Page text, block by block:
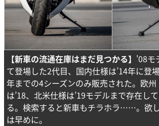
【新車の流通在庫はまだ見つかる】 '08モ
て登場した2代目、国内仕様は’14年に登
年までの4シーズンのみ販売された。欧州
は’18、北米仕様は’19モデルまで存在し
る。検索すると新車もチラホラ……。欲
は早めに。